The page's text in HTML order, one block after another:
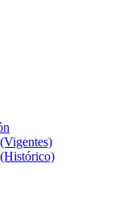
(Histórico)